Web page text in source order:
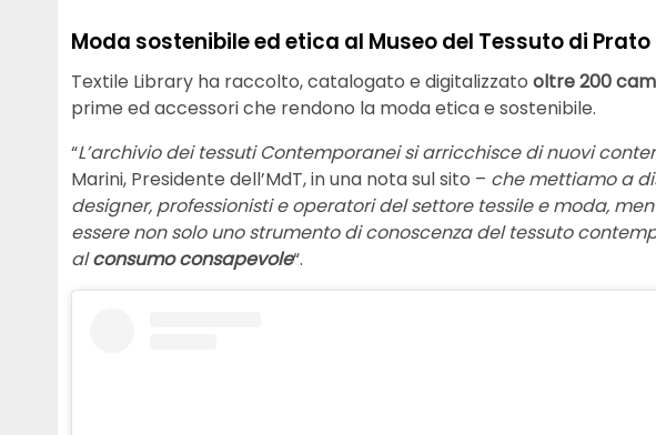
Moda sostenibile ed etica al Museo del Tessuto di Prato
Textile Library ha raccolto, catalogato e digitalizzato oltre 200
prime ed accessori che rendono la moda etica e sostenibile.
“L’archivio dei tessuti Contemporanei si arricchisce di nuovi
Marini, Presidente dell’MdT, in una nota sul sito – che mettiamo a
designer, professionisti e operatori del settore tessile e moda,
essere non solo uno strumento di conoscenza del tessuto
alconsumo consapevole“.